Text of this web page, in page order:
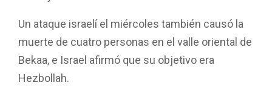
Un ataque israelí el miércoles también causó la
muerte de cuatro personas en el valle oriental de
Bekaa, e Israel afirmó que su objetivo era
Hezbollah.